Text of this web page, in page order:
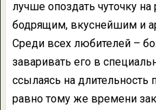
лучше опоздать чуточку на
бодрящим, вкуснейшим и
Среди всех любителей –
заваривать его в
ссылаясь на длительность
равно тому же времени